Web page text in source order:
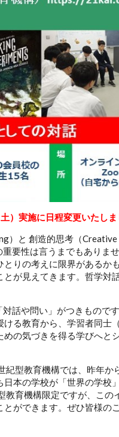
）実施に日程変更いたしま
）と 創造的思考（Creative
要性は言うまでもありま
りの考えに限界があるか
が見えてきます。哲学対
話や問い」がつきもので
る教育から、学習者同士
の気づきを得る学びへと
型教育機構では、昨年か
本の学校が「世界の学校
育機構限定ですが、この
ができます。ぜひ皆様の